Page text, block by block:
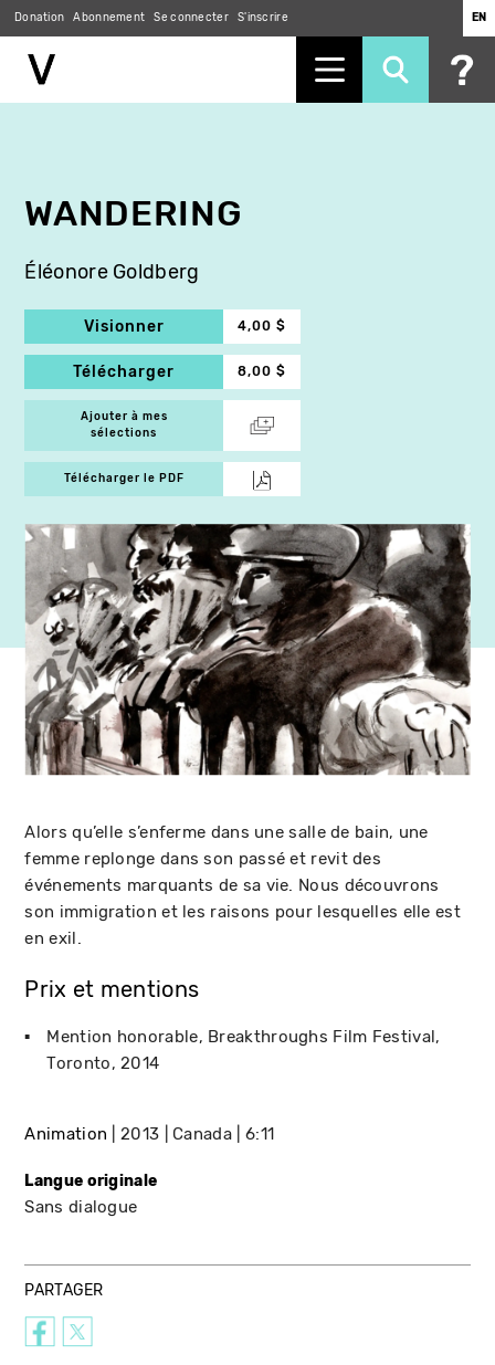
Donation Abonnement Se connecter S'inscrire EN
WANDERING
Éléonore Goldberg
Visionner 4,00 $
Télécharger 8,00 $
Ajouter à mes
sélections
Télécharger le PDF
Alors qu’elle s’enferme dans une salle de bain, une
femme replonge dans son passé et revit des
événements marquants de sa vie. Nous découvrons
son immigration et les raisons pour lesquelles elle est
en exil.
Prix et mentions
Mention honorable Breakthroughs Film Festival
Toronto 2014
Animation 2013 Canada 6:11
Langue originale
Sans dialogue
PARTAGER